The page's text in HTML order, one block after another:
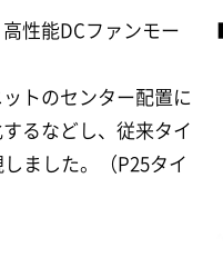
性能DCファンモー
トのセンター配置に
るなどし、従来タイ
ました。（P25タイ